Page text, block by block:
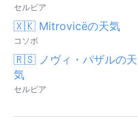
セルビア
🇽🇰 Mitrovicëの天気
コソボ
🇷🇸 ノヴィ・パザルの天
気
セルビア